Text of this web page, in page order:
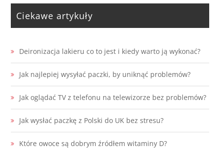
Ciekawe artykuły
Deironizacja lakieru co to jest i kiedy warto ją wykonać?
Jak najlepiej wysyłać paczki, by uniknąć problemów?
Jak oglądać TV z telefonu na telewizorze bez problemów?
Jak wysłać paczkę z Polski do UK bez stresu?
Które owoce są dobrym źródłem witaminy D?